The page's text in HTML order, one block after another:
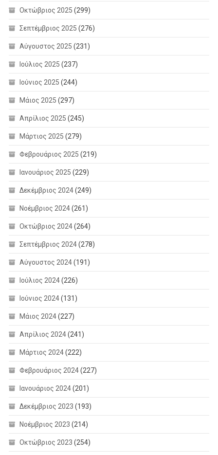
Οκτώβριος 2025 (299)
Σεπτέμβριος 2025 (276)
Αύγουστος 2025 (231)
Ιούλιος 2025 (237)
Ιούνιος 2025 (244)
Μάιος 2025 (297)
Απρίλιος 2025 (245)
Μάρτιος 2025 (279)
Φεβρουάριος 2025 (219)
Ιανουάριος 2025 (229)
Δεκέμβριος 2024(249)
Νοέμβριος 2024(261)
Οκτώβριος 2024(264)
Σεπτέμβριος 2024(278)
Αύγουστος 2024(191)
Ιούλιος 2024(226)
Ιούνιος 2024(131)
Μάιος 2024(227)
Απρίλιος 2024(241)
Μάρτιος 2024(222)
Φεβρουάριος 2024(227)
Ιανουάριος 2024(201)
Δεκέμβριος 2023 (193)
Νοέμβριος 2023 (214)
Οκτώβριος 2023 (254)